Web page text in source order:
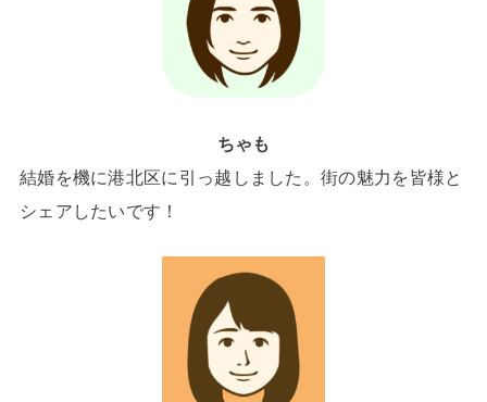
ちゃも
結婚を機に港北区に引っ越しました。街の魅力を皆様と
シェアしたいです！